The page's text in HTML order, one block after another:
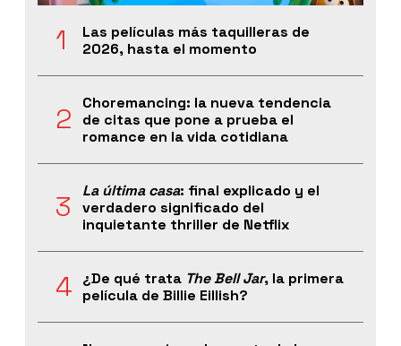
Las películas más taquilleras de
2026, hasta el momento
Choremancing: la nueva tendencia
de citas que pone a prueba el
romance en la vida cotidiana
La última casa: final explicado y el
verdadero significado del
inquietante thriller de Netflix
¿De qué trata The Bell Jar, la primera
película de Billie Eillish?